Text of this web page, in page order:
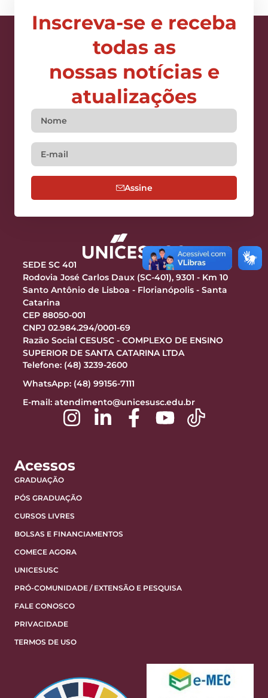
Inscreva-se e receba
todas as
nossas notícias e
atualizações
Assine
SEDE SC 401
Rodovia José Carlos Daux (SC-401), 9301 - Km 10
Santo Antônio de Lisboa - Florianópolis - Santa
Catarina
CEP 88050-001
CNPJ 02.984.294/0001-69
Razão Social CESUSC - COMPLEXO DE ENSINO
SUPERIOR DE SANTA CATARINA LTDA
Telefone: (48) 3239-2600
WhatsApp: (48) 99156-7111
E-mail: atendimento@unicesusc.edu.br
Acessos
GRADUAÇÃO
PÓS GRADUAÇÃO
CURSOS LIVRES
BOLSAS E FINANCIAMENTOS
COMECE AGORA
UNICESUSC
PRÓ-COMUNIDADE / EXTENSÃO E PESQUISA
FALE CONOSCO
PRIVACIDADE
TERMOS DE USO